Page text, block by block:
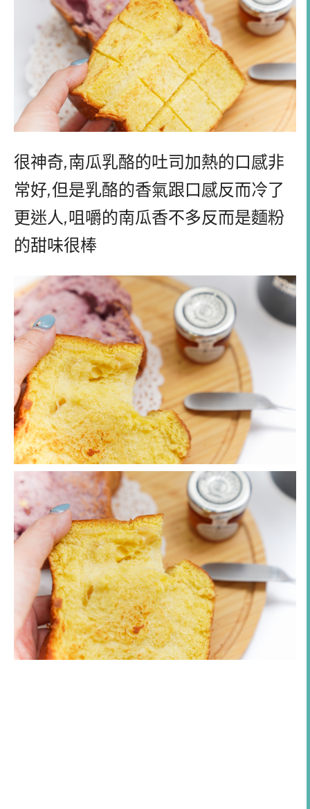
很神奇,南瓜乳酪的吐司加熱的口感非
常好,但是乳酪的香氣跟口感反而冷了
更迷人,咀嚼的南瓜香不多反而是麵粉
的甜味很棒